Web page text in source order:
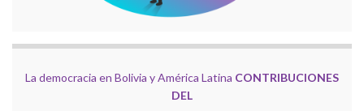
La democracia en Bolivia y América Latina CONTRIBUCIONES
DEL